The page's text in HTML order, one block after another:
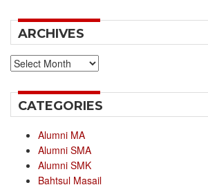
ARCHIVES
Archives
CATEGORIES
Alumni MA
Alumni SMA
Alumni SMK
Bahtsul Masail